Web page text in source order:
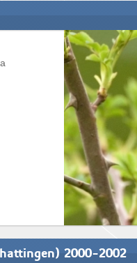
2000-2002